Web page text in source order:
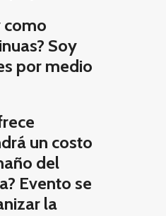
como
Soy
por medio
un costo
del
Evento se
la